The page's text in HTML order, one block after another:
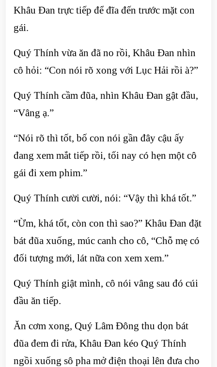
Khâu Đan trực tiếp để đĩa đến trước mặt con
gái.
Quý Thính vừa ăn đã no rồi, Khâu Đan nhìn
cô hỏi: “Con nói rõ xong với Lục Hải rồi à?”
Quý Thính cầm đũa, nhìn Khâu Đan gật đầu,
“Vâng ạ.”
“Nói rõ thì tốt, bố con nói gần đây cậu ấy
đang xem mắt tiếp rồi, tối nay có hẹn một cô
gái đi xem phim.”
Quý Thính cười cười, nói: “Vậy thì khá tốt.”
“Ừm, khá tốt, còn con thì sao?” Khâu Đan đặt
bát đũa xuống, múc canh cho cô, “Chỗ mẹ có
đối tượng mới, lát nữa con xem xem.”
Quý Thính giật mình, cô nói vâng sau đó cúi
đầu ăn tiếp.
Ăn cơm xong, Quý Lâm Đông thu dọn bát
đũa đem đi rửa, Khâu Đan kéo Quý Thính
ngồi xuống sô pha mở điện thoại lên đưa cho